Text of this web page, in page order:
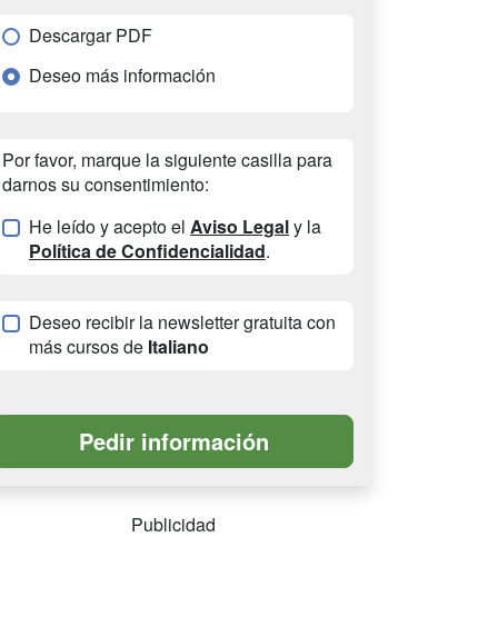
Descargar PDF
Deseo más información
Por favor, marque la siguiente casilla para
darnos su consentimiento:
He leído y acepto el Aviso Legaly la
Política de Confidencialidad.
Deseo recibir la newsletter gratuita con
más cursos de Italiano
Publicidad